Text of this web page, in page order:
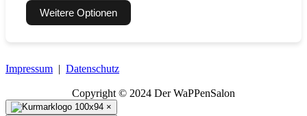
Weitere Optionen
Impressum | Datenschutz
Copyright © 2024 Der WaPPenSalon
×